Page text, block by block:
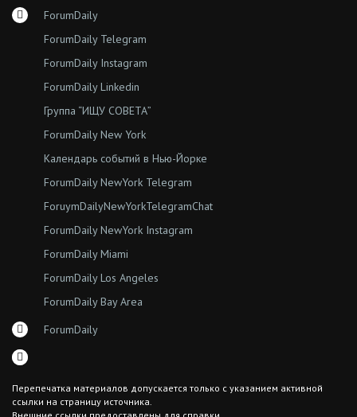
ForumDaily
ForumDaily Telegram
ForumDaily Instagram
ForumDaily Linkedin
Группа “ИЩУ СОВЕТА”
ForumDaily New York
Календарь событий в Нью-Йорке
ForumDaily NewYork Telegram
ForuymDailyNewYorkTelegramChat
ForumDaily NewYork Instagram
ForumDaily Miami
ForumDaily Los Angeles
ForumDaily Bay Area
ForumDaily
Перепечатка материалов допускается только с указанием активной
ссылки на страницу источника.